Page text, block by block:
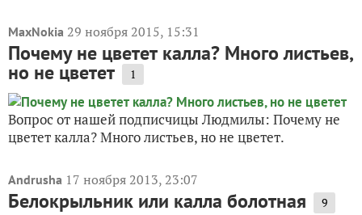
MaxNokia 29 ноября 2015, 15:31
Почему не цветет калла? Много листьев,
но не цветет 1
Вопрос от нашей подписчицы Людмилы: Почему не
цветет калла? Много листьев, но не цветет.
Andrusha 17 ноября 2013, 23:07
Белокрыльник или калла болотная 9